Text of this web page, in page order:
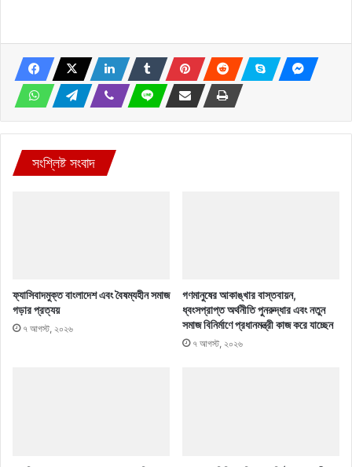
সংশ্লিষ্ট সংবাদ
ফ্যাসিবাদমুক্ত বাংলাদেশ এবং বৈষম্যহীন সমাজ
গড়ার প্রত্যয়
৭ আগস্ট, ২০২৬
গণমানুষের আকাঙ্খার বাস্তবায়ন,
ধ্বংসপ্রাপ্ত অর্থনীতি পুনরুদ্ধার এবং নতুন
সমাজ বিনির্মাণে প্রধানমন্ত্রী কাজ করে যাচ্ছেন
৭ আগস্ট, ২০২৬